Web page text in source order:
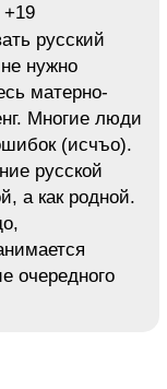
+19
русский
нужно
матерно-
Многие люди
(исчъо).
русской
а как родной.
очередного